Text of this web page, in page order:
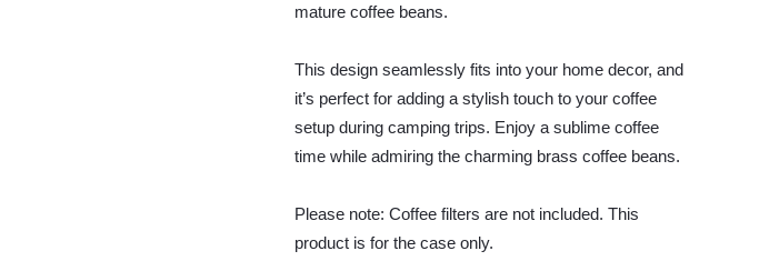
mature coffee beans.
This design seamlessly fits into your home decor, and
it’s perfect for adding a stylish touch to your coffee
setup during camping trips. Enjoy a sublime coffee
time while admiring the charming brass coffee beans.
Please note: Coffee filters are not included. This
product is for the case only.